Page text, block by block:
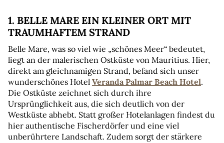
1. BELLE MARE EIN KLEINER ORT MIT
TRAUMHAFTEM STRAND
Belle Mare, was so viel wie „schönes Meer“ bedeutet,
liegt an der malerischen Ostküste von Mauritius. Hier,
direkt am gleichnamigen Strand, befand sich unser
wunderschönes Hotel Veranda Palmar Beach Hotel.
Die Ostküste zeichnet sich durch ihre
Ursprünglichkeit aus, die sich deutlich von der
Westküste abhebt. Statt großer Hotelanlagen findest du
hier authentische Fischerdörfer und eine viel
unberührtere Landschaft. Zudem sorgt der stärkere